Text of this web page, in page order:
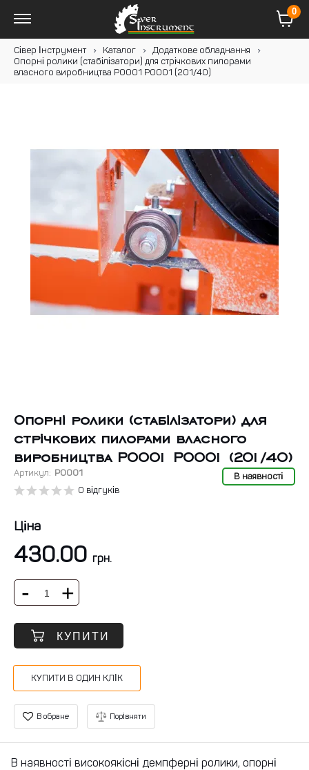
0
Сівер Інструмент Каталог
Додаткове обладнання
Опорні ролики (стабілізатори) для стрічкових пилорами
власного виробництва P0001 P0001 (201/40)
Опорні ролики (стабілізатори) для
стрічкових пилорами власного
виробництва P0001 P0001 (201/40)
В наявності
Артикул: Р0001
0 відгуків
Ціна
430.00 грн.
КУПИТИ
КУПИТИ В ОДИН КЛІК
В обране Порівняти
В наявності високоякісні демпферні ролики, опорні